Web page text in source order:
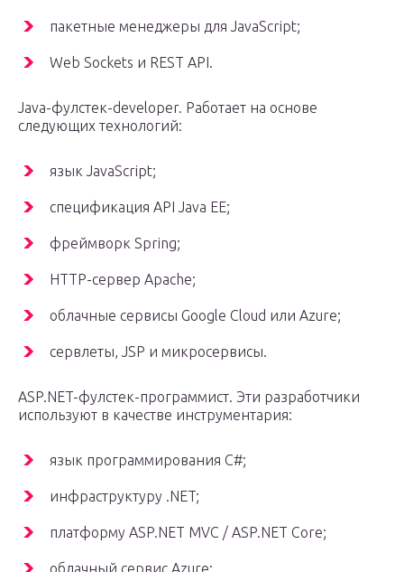
пакетные менеджеры для JavaScript;
Web Sockets и REST API.
Java-фулстек-developer. Работает на основе
следующих технологий:
язык JavaScript;
спецификация API Java EE;
фреймворк Spring;
HTTP-сервер Apache;
облачные сервисы Google Cloud или Azure;
сервлеты, JSP и микросервисы.
ASP.NET-фулстек-программист. Эти разработчики
используют в качестве инструментария:
язык программирования C#;
инфраструктуру .NET;
платформу ASP.NET MVC / ASP.NET Core;
облачный сервис Azure;